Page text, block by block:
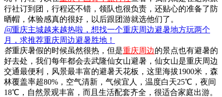
行社订到团，行程还不错，领队也很负责，还贴心的准备了防
晒帽，体验感真的很好，以后跟团游就选他们了。
问重庆主城越来越热啦，想找一个重庆周边避暑地方玩两个
月，求推荐重庆周边避暑胜地！
答重庆暑假的时候虽然很热，但是重庆周边的景点也有避暑的
好去处，我们每年都会去武隆仙女山避暑，仙女山是重庆周边
交通最便利，风景最丰富的避暑天花板，这里海拔1900米，森
林覆盖率超80%，空气清新，气候宜人，温度白天25℃，夜间
18℃，自然景观丰富，而且生活配套齐全，很适合家庭出游。